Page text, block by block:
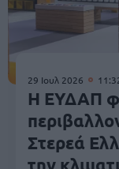
29 Ιουλ 2026
Η ΕΥΔΑΠ
Στερεά
την